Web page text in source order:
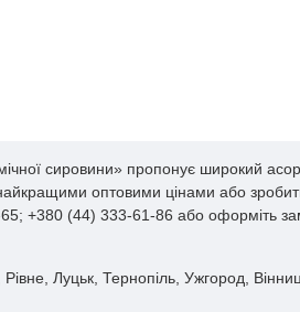
сировини» пропонує широкий
оптовими цінами або
+380 (44) 333-61-86 або оформіть
Луцьк, Тернопіль, Ужгород,